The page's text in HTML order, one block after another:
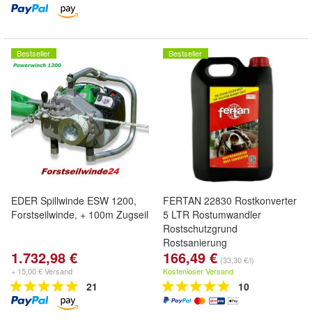
Bestseller
EDER Spillwinde ESW 1200,
Forstseilwinde, + 100m Zugseil
1.732,98 €
+ 15,00 € Versand
21
Bestseller
FERTAN 22830 Rostkonverter
5 LTR Rostumwandler
Rostschutzgrund
Rostsanierung
166,49 € (33,30 €/l)
Kostenloser Versand
10